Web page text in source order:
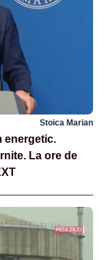
Stoica Marian
energetic.
La ore de